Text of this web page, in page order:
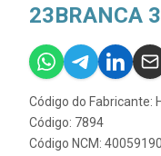
23BRANCA
Código do Fabricante:
Código: 7894
Código NCM: 40059190